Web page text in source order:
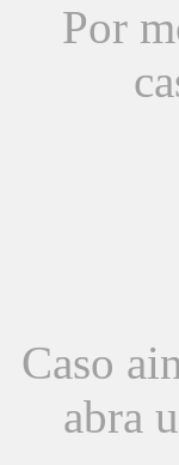
Por
Caso
abra